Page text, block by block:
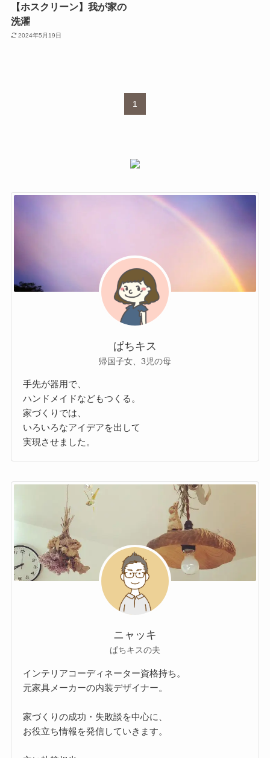
【ホスクリーン】我が家の
洗濯
2024年5月19日
1
ぱちキス
帰国子女、3児の母
手先が器用で、
ハンドメイドなどもつくる。
家づくりでは、
いろいろなアイデアを出して
実現させました。
ニャッキ
ぱちキスの夫
インテリアコーディネーター資格持ち。
元家具メーカーの内装デザイナー。
家づくりの成功・失敗談を中心に、
お役立ち情報を発信していきます。